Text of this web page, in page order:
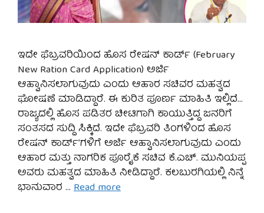
ಇದೇ ಫೆಬ್ರವರಿಯಿಂದ ಹೊಸ ರೇಷನ್ ಕಾರ್ಡ್ (February
New Ration Card Application) ಅರ್ಜಿ
ಆಹ್ವಾನಿಸಲಾಗುವುದು ಎಂದು ಆಹಾರ ಸಚಿವರ ಮಹತ್ವದ
ಘೋಷಣೆ ಮಾಡಿದ್ದಾರೆ. ಈ ಕುರಿತ ಪೂರ್ಣ ಮಾಹಿತಿ ಇಲ್ಲಿದೆ…
ರಾಜ್ಯದಲ್ಲಿ ಹೊಸ ಪಡಿತರ ಚೀಟಿಗಾಗಿ ಕಾಯುತ್ತಿದ್ದ ಜನರಿಗೆ
ಸಂತಸದ ಸುದ್ದಿ ಸಿಕ್ಕಿದೆ. ಇದೇ ಫೆಬ್ರವರಿ ತಿಂಗಳಿಂದ ಹೊಸ
ರೇಷನ್ ಕಾರ್ಡ್’ಗಳಿಗೆ ಅರ್ಜಿ ಆಹ್ವಾನಿಸಲಾಗುವುದು ಎಂದು
ಆಹಾರ ಮತ್ತು ನಾಗರಿಕ ಪೂರೈಕೆ ಸಚಿವ ಕೆ.ಎಚ್. ಮುನಿಯಪ್ಪ
ಅವರು ಮಹತ್ವದ ಮಾಹಿತಿ ನೀಡಿದ್ದಾರೆ. ಕಲಬುರಗಿಯಲ್ಲಿ ನಿನ್ನೆ
ಭಾನುವಾರ … Read more